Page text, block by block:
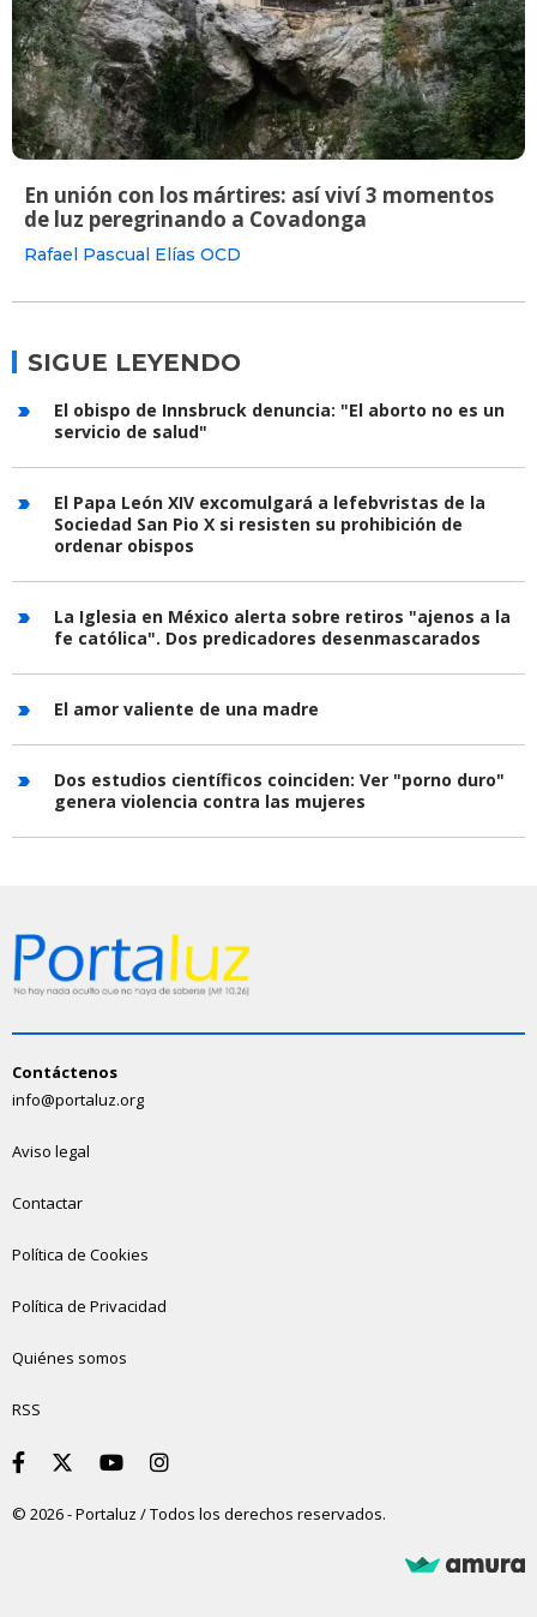
En unión con los mártires: así viví 3 momentos
de luz peregrinando a Covadonga
Rafael Pascual Elías OCD
SIGUE LEYENDO
El obispo de Innsbruck denuncia: "El aborto no es un
servicio de salud"
El Papa León XIV excomulgará a lefebvristas de la
Sociedad San Pio X si resisten su prohibición de
ordenar obispos
La Iglesia en México alerta sobre retiros "ajenos a la
fe católica". Dos predicadores desenmascarados
El amor valiente de una madre
Dos estudios científicos coinciden: Ver "porno duro"
genera violencia contra las mujeres
Contáctenos
info@portaluz.org
Aviso legal
Contactar
Política de Cookies
Política de Privacidad
Quiénes somos
RSS
© 2026 - Portaluz / Todos los derechos reservados.